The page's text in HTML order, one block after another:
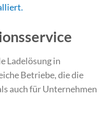
Ladelösung in
Betriebe, die die
auch für Unternehmen